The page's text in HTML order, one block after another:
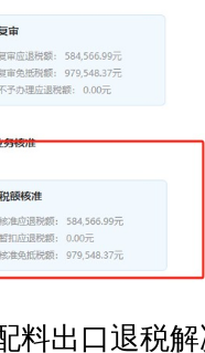
料出口退税